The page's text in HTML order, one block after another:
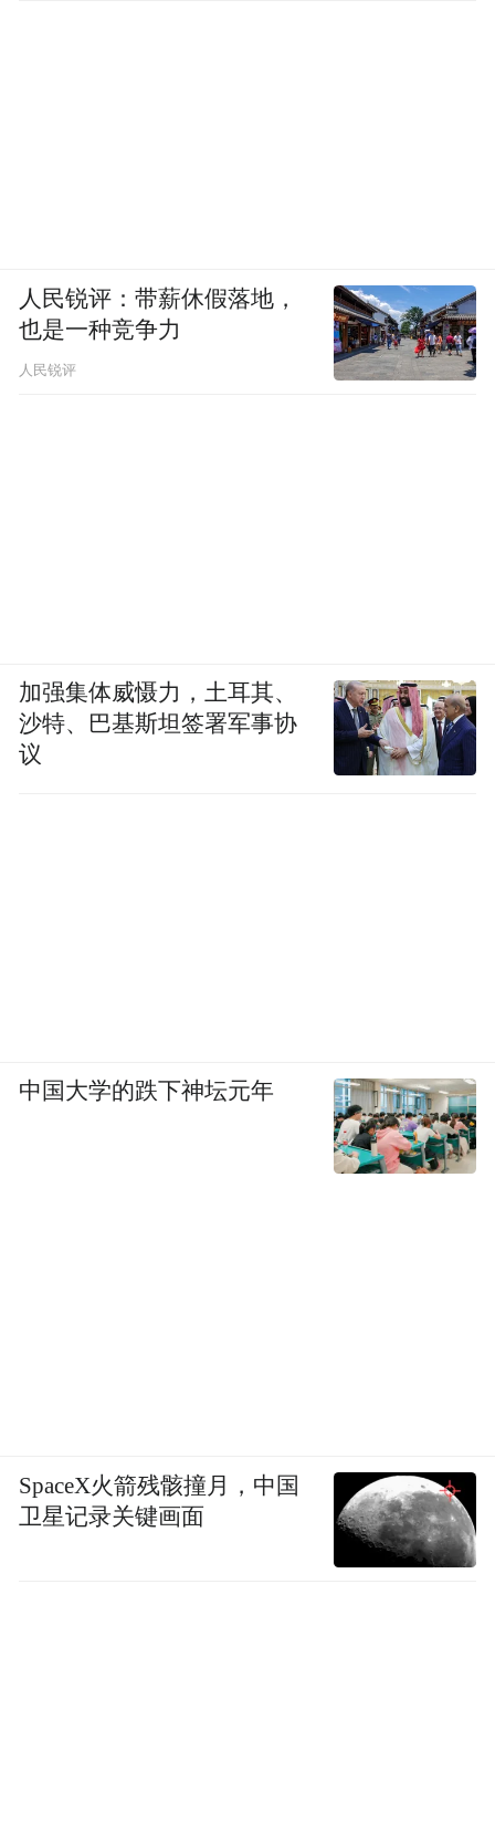
人民锐评：带薪休假落地，
也是一种竞争力
人民锐评
加强集体威慑力，土耳其、
沙特、巴基斯坦签署军事协
议
中国大学的跌下神坛元年
SpaceX火箭残骸撞月，中国
卫星记录关键画面